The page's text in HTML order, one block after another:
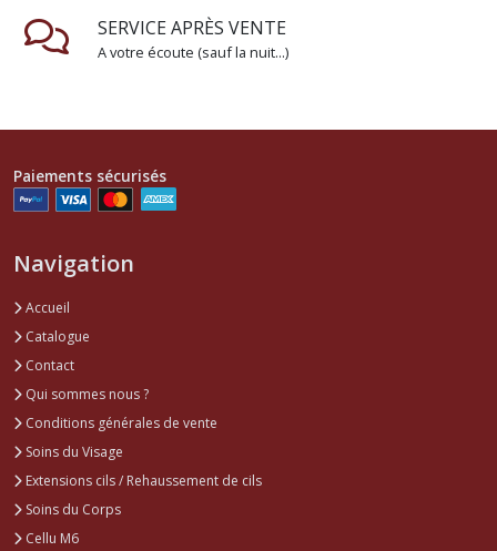
SERVICE APRÈS VENTE
A votre écoute (sauf la nuit...)
Paiements sécurisés
Navigation
Accueil
Catalogue
Contact
Qui sommes nous ?
Conditions générales de vente
Soins du Visage
Extensions cils / Rehaussement de cils
Soins du Corps
Cellu M6